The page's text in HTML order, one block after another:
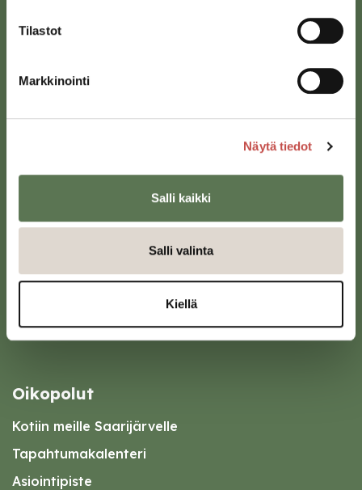
Tilastot
Markkinointi
Näytä tiedot
Salli kaikki
Salli valinta
Kiellä
Sivulantie 11, PL 13
kirjaamo@saarijarvi.fi
Oikopolut
Kotiin meille Saarijärvelle
Tapahtumakalenteri
Asiointipiste